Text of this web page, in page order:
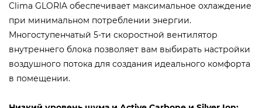
Clima GLORIA обеспечивает максимальное охлаждение
при минимальном потреблении энергии.
Многоступенчатый 5-ти скоростной вентилятор
внутреннего блока позволяет вам выбирать настройки
воздушного потока для создания идеального комфорта
в помещении.